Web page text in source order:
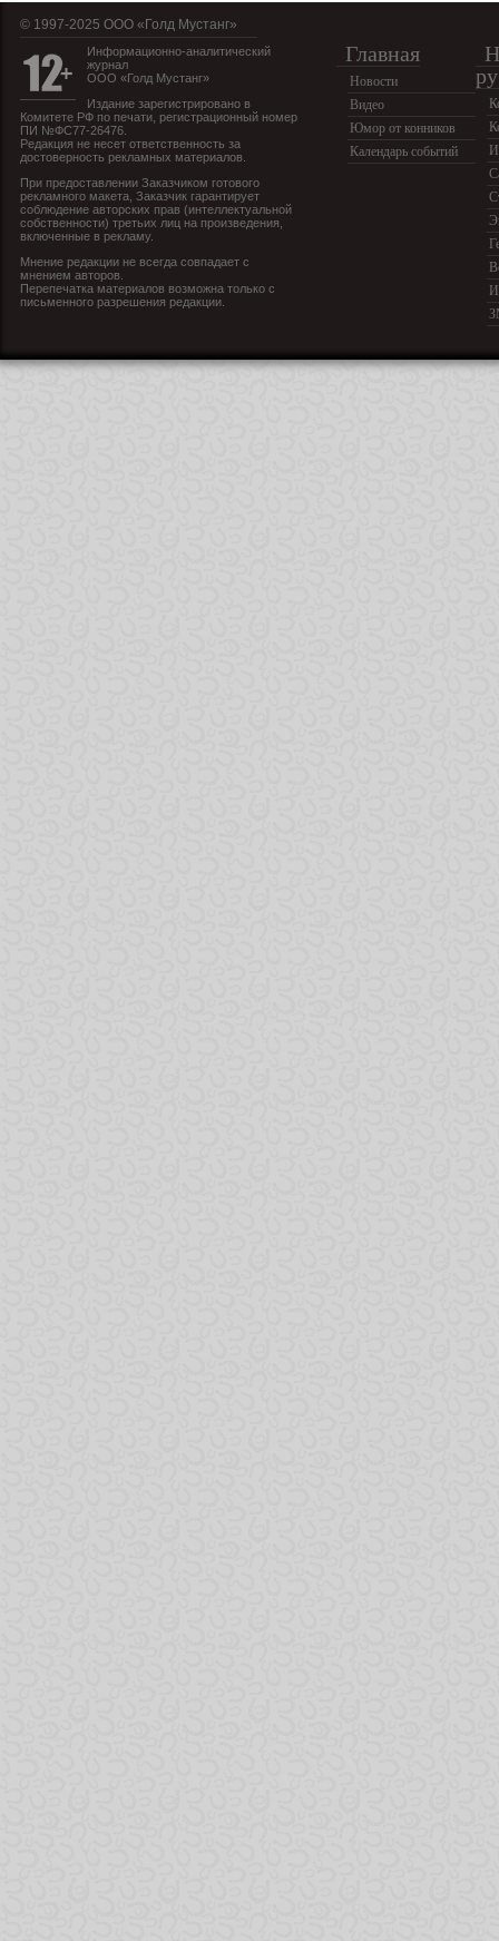
© 1997-2025 OOO «Голд Мустанг»
Информационно-аналитический
журнал
ООО «Голд Мустанг»
Издание зарегистрировано в
Комитете РФ по печати, регистрационный номер
ПИ №ФС77-26476.
Редакция не несет ответственность за
достоверность рекламных материалов.
При предоставлении Заказчиком готового
рекламного макета, Заказчик гарантирует
соблюдение авторских прав (интеллектуальной
собственности) третьих лиц на произведения,
включенные в рекламу.
Мнение редакции не всегда совпадает с
мнением авторов.
Перепечатка материалов возможна только с
письменного разрешения редакции.
Главная
Новости
Видео
Юмор от конников
Календарь событий